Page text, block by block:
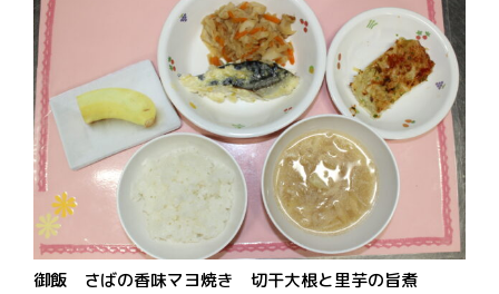
御飯 さばの香味マヨ焼き 切干大根と里芋の旨煮